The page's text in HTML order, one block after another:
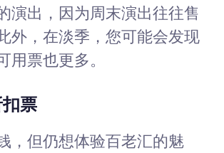
演出，因为周末演出往往售
外，在淡季，您可能会发现
用票也更多。
票
，但仍想体验百老汇的魅